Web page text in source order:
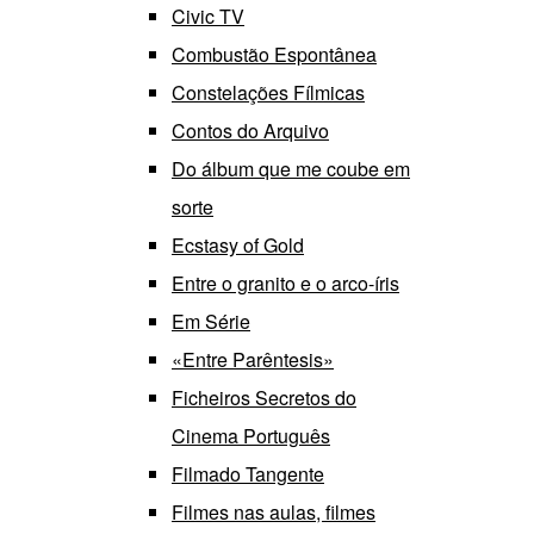
Civic TV
Combustão Espontânea
Constelações Fílmicas
Contos do Arquivo
Do álbum que me coube em
sorte
Ecstasy of Gold
Entre o granito e o arco-íris
Em Série
«Entre Parêntesis»
Ficheiros Secretos do
Cinema Português
Filmado Tangente
Filmes nas aulas, filmes